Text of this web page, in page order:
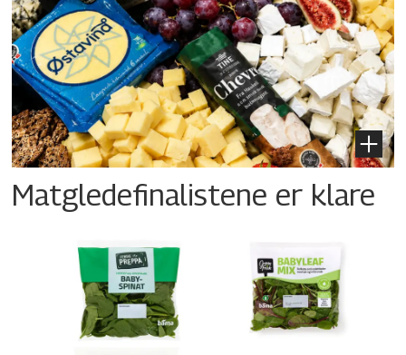
Matgledefinalistene er klare